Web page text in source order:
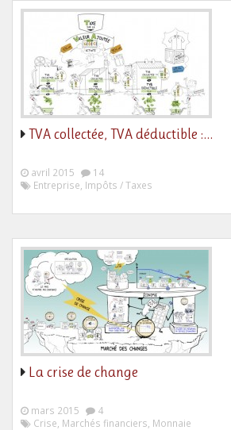
TVA collectée, TVA déductible :…
avril 2015
14
Entreprise, Impôts / Taxes
La crise de change
mars 2015
4
Crise, Marchés financiers, Monnaie